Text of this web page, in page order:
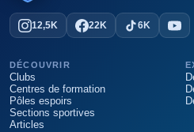
12,5K 22K 6K
DÉCOUVRIR
Clubs
Centres de formation
Pôles espoirs
Sections sportives
Articles